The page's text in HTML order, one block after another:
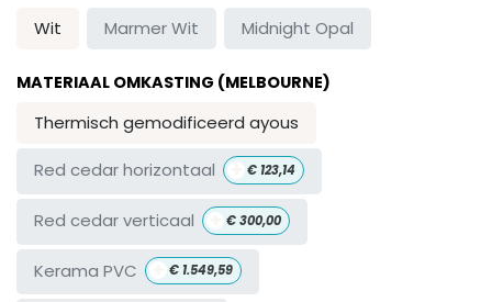
Wit Marmer Wit Midnight Opal
MATERIAAL OMKASTING (MELBOURNE)
Thermisch gemodificeerd ayous
Red cedar horizontaal € 123,14
Red cedar verticaal €300,00
Kerama PVC € 1.549,59